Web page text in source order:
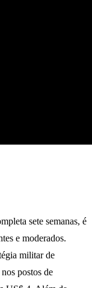
sete semanas, é
e moderados.
militar de
postos de